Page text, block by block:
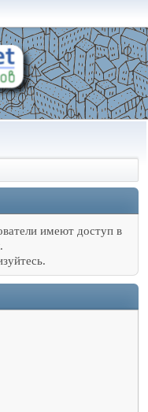
имеют доступ в